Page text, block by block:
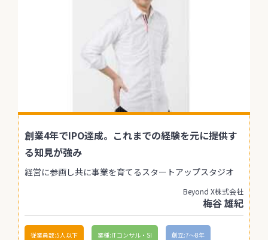
創業4年でIPO達成。これまでの経験を元に提供す
る知見が強み
経営に参画し共に事業を育てるスタートアップスタジオ
Beyond X株式会社
梅谷 雄紀
従業員数:5人以下 業種:ITコンサル・SI 創立:7〜8年